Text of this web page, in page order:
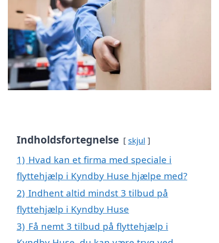
Indholdsfortegnelse skjul
1) Hvad kan et firma med speciale i
flyttehjælp i Kyndby Huse hjælpe med?
2) Indhent altid mindst 3 tilbud på
flyttehjælp i Kyndby Huse
3) Få nemt 3 tilbud på flyttehjælp i